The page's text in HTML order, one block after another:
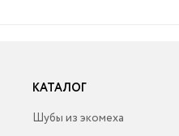
КАТАЛОГ
Шубы из экомеха